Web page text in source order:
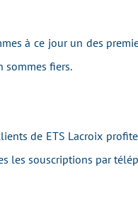
à ce jour un des
sommes fiers.
de ETS Lacroix
les souscriptions par